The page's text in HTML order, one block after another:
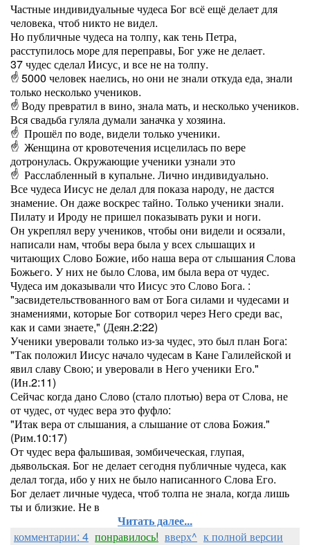
Частные индивидуальные чудеса Бог всё ещё делает для
человека, чтоб никто не видел.
Но публичные чудеса на толпу, как тень Петра,
расступилось море для переправы, Бог уже не делает.
37 чудес сделал Иисус, и все не на толпу.
5000 человек наелись, но они не знали откуда еда, знали
только несколько учеников.
Воду превратил в вино, знала мать, и несколько учеников.
Вся свадьба гуляла думали заначка у хозяина.
Прошёл по воде, видели только ученики.
Женщина от кровотечения исцелилась по вере
дотронулась. Окружающие ученики узнали это
Расслабленный в купальне. Лично индивидуально.
Все чудеса Иисус не делал для показа народу, не дастся
знамение. Он даже воскрес тайно. Только ученики знали.
Пилату и Ироду не пришел показывать руки и ноги.
Он укреплял веру учеников, чтобы они видели и осязали,
написали нам, чтобы вера была у всех слышащих и
читающих Слово Божие, ибо наша вера от слышания Слова
Божьего. У них не было Слова, им была вера от чудес.
Чудеса им доказывали что Иисус это Слово Бога. :
"засвидетельствованного вам от Бога силами и чудесами и
знамениями, которые Бог сотворил через Него среди вас,
как и сами знаете," (Деян.2:22)
Ученики уверовали только из-за чудес, это был план Бога:
"Так положил Иисус начало чудесам в Кане Галилейской и
явил славу Свою; и уверовали в Него ученики Его."
(Ин.2:11)
Сейчас когда дано Слово (стало плотью) вера от Слова, не
от чудес, от чудес вера это фуфло:
"Итак вера от слышания, а слышание от слова Божия."
(Рим.10:17)
От чудес вера фальшивая, зомбичеческая, глупая,
дьявольская. Бог не делает сегодня публичные чудеса, как
делал тогда, ибо у них не было написанного Слова Его.
Бог делает личные чудеса, чтоб толпа не знала, когда лишь
ты и близкие. Не в
Читать далее...
комментарии: 4 понравилось! вверх^ к полной версии